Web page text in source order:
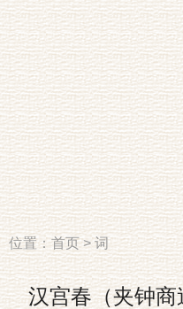
位置：首页>词
汉宫春（夹钟